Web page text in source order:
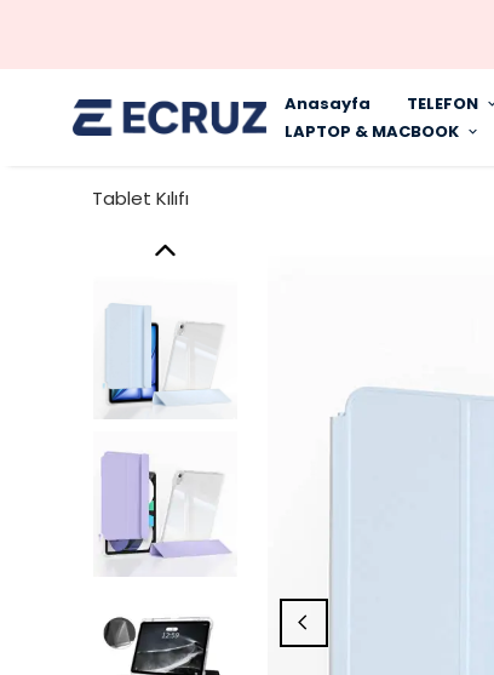
Anasayfa TELEFON
LAPTOP & MACBOOK
Tablet Kılıfı